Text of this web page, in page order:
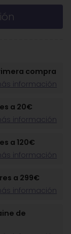
compra
información
a 20€
información
a 120€
información
a 299€
información
de